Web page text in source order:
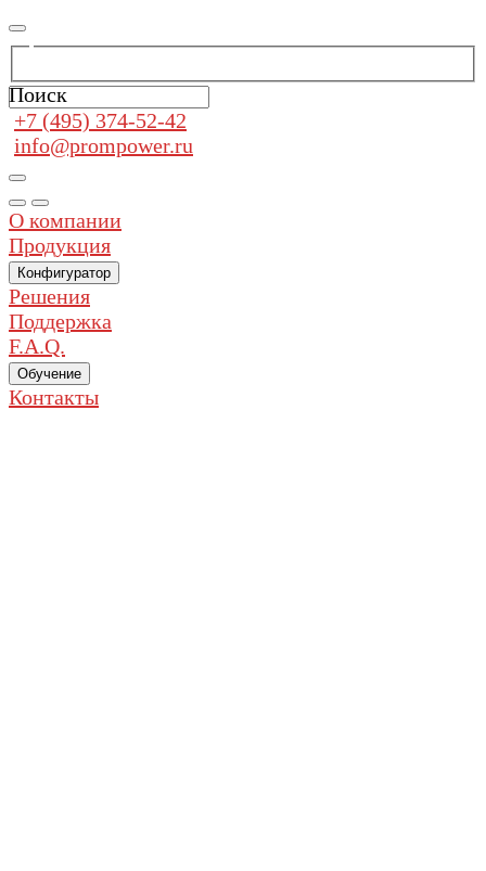
Поиск
+7 (495) 374-52-42
info@prompower.ru
О компании
Продукция
Конфигуратор
Решения
Поддержка
F.A.Q.
Обучение
Контакты